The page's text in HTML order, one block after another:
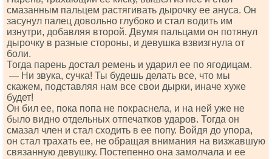
смазанным пальцем растягивать дырочку ее ануса. Он
засунул палец довольно глубоко и стал водить им
изнутри, добавляя второй. Двумя пальцами он потянул
дырочку в разные стороны, и девушка взвизгнула от
боли.
Тогда парень достал ремень и ударил ее по ягодицам.
— Ни звука, сучка! Ты будешь делать все, что мы
скажем, подставляя нам все свои дырки, иначе хуже
будет!
Он бил ее, пока попа не покраснела, и на ней уже не
было видно отдельных отпечатков ударов. Тогда он
смазал член и стал сходить в ее попу. Войдя до упора,
он стал трахать ее, не обращая внимания на визжавшую
связанную девушку. Постепенно она замолчала и ее